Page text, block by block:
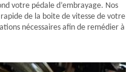
votre pédale d’embrayage. Nos
de la boite de vitesse de votre
nécessaires afin de remédier à